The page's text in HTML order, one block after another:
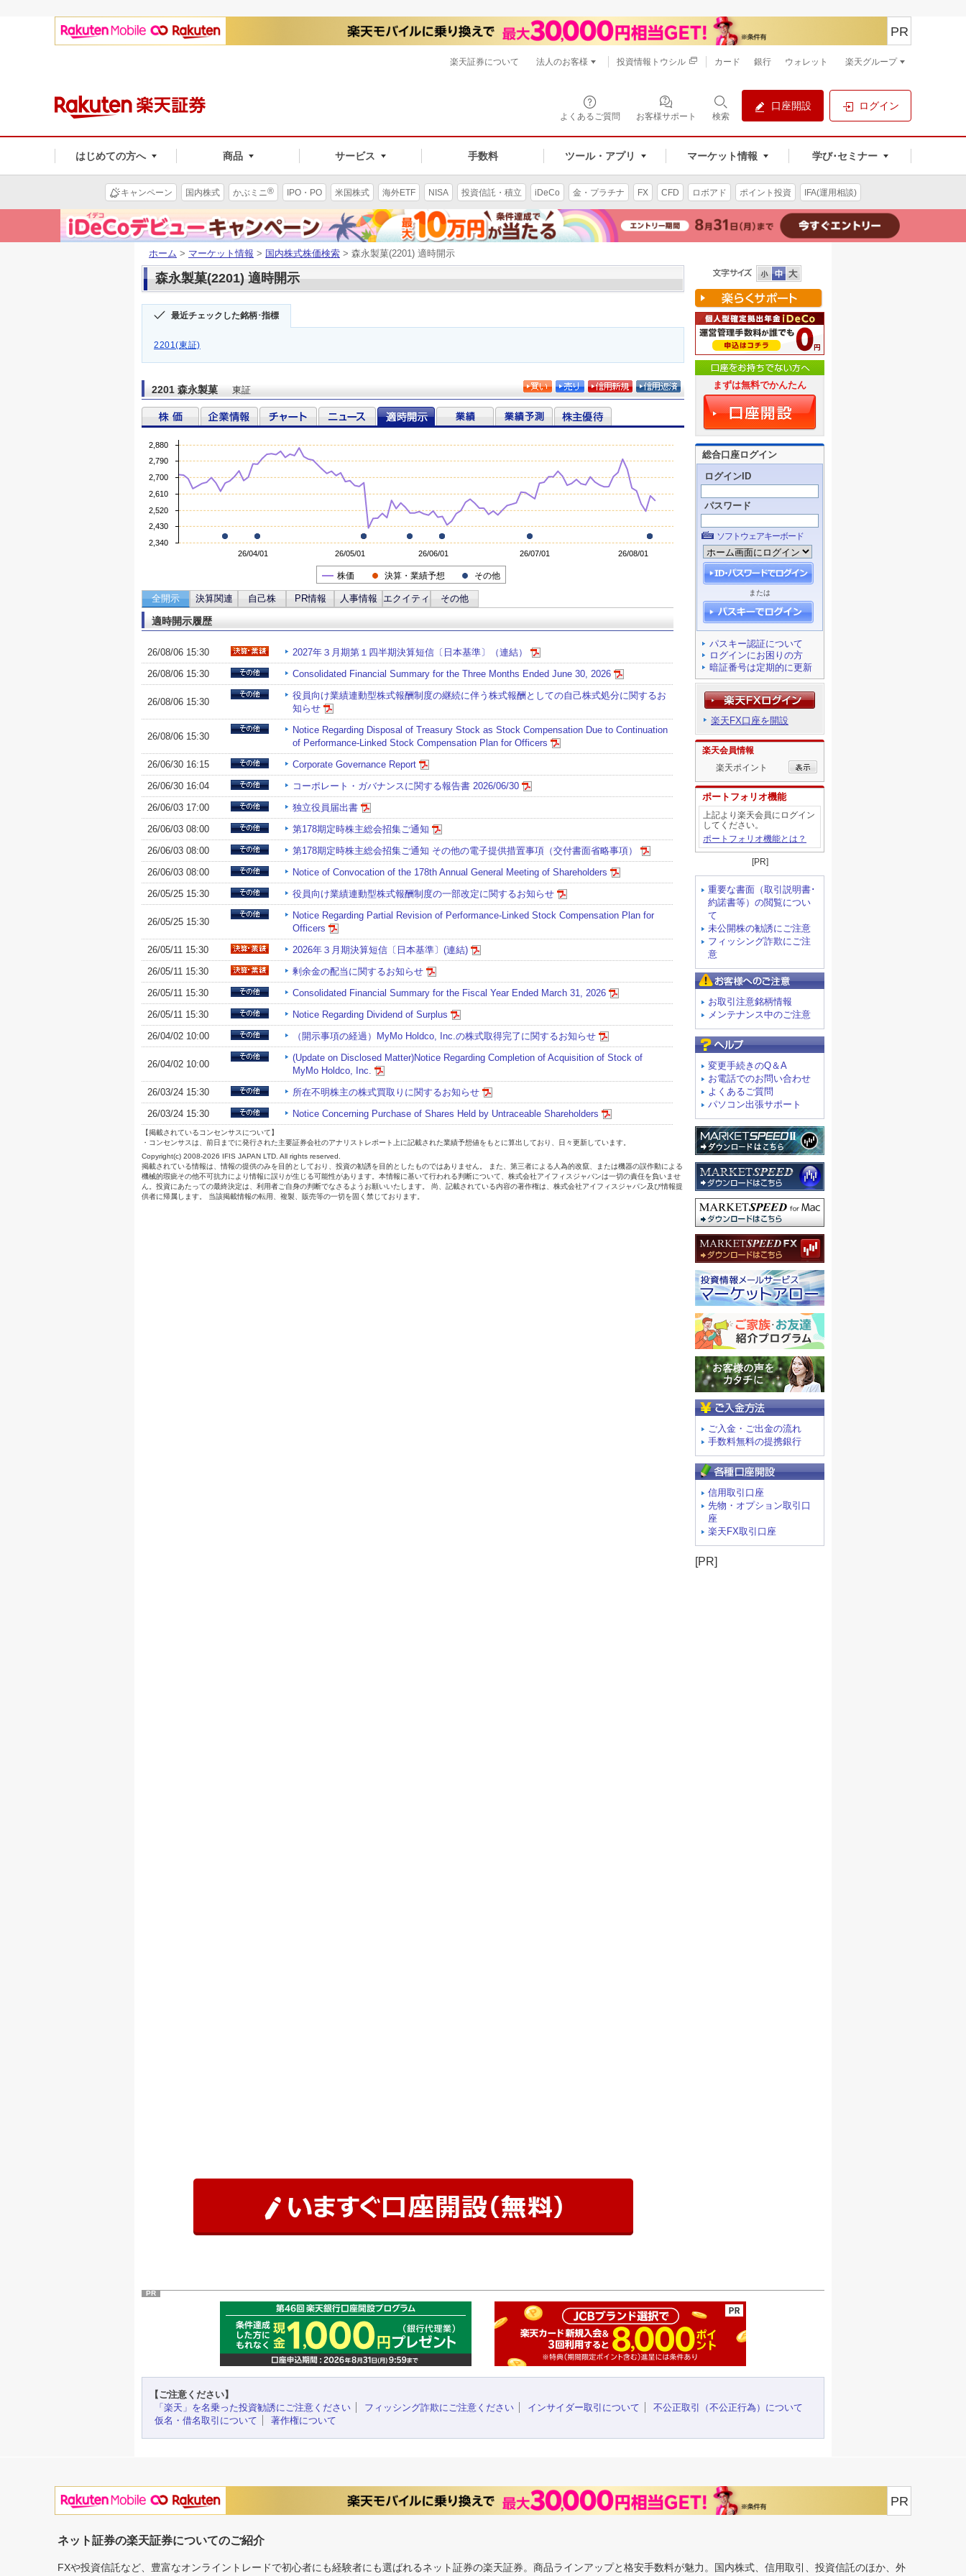
よくあるご質問 お客様サポート 検索
口座開設 ログイン
はじめての方へ 商品 サービス 手数料 ツール・アプリ マーケット情報 学び･セミナー
PR
楽天証券について 法人のお客様 投資情報トウシル カード 銀行 ウォレット 楽天グループ
キャンペーン 国内株式 かぶミニ® IPO・PO 米国株式 海外ETF NISA 投資信託・積立 iDeCo 金・プラチナ FX CFD ロボアド ポイント投資 IFA(運用相談)
ホーム > マーケット情報 > 国内株式株価検索 > 森永製菓(2201) 適時開示
森永製菓(2201) 適時開示
最近チェックした銘柄･指標
2201(東証)
2201 森永製菓 東証 まずは無料でかんたん
総合口座ログイン
ログインID
パスワード
ソフトウェアキーボード
または
パスキー認証について
ログインにお困りの方
暗証番号は定期的に更新
楽天FX口座を開設
楽天会員情報
楽天ポイント
ポートフォリオ機能
上記より楽天会員にログイン
してください。
ポートフォリオ機能とは？
[PR]
重要な書面（取引説明書･
約諾書等）の閲覧につい
て
未公開株の勧誘にご注意
フィッシング詐欺にご注
意
お取引注意銘柄情報
メンテナンス中のご注意
変更手続きのQ＆A
お電話でのお問い合わせ
よくあるご質問
パソコン出張サポート
ご入金・ご出金の流れ
手数料無料の提携銀行
信用取引口座
先物・オプション取引口
座
楽天FX取引口座
[PR]
PR
【ご注意ください】
「楽天」を名乗った投資勧誘にご注意ください
フィッシング詐欺にご注意ください インサイダー取引について
不公正取引（不公正行為）について
仮名・借名取引について
著作権について
PR
ネット証券の楽天証券についてのご紹介
FXや投資信託など、豊富なオンライントレードで初心者にも経験者にも選ばれるネット証券の楽天証券。商品ラインアップと格安手数料が魅力。国内株式、信用取引、投資信託のほか、外